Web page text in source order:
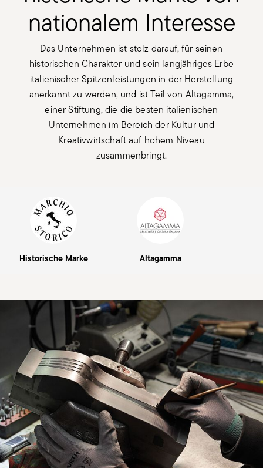
nationalem Interesse
Das Unternehmen ist stolz darauf, für seinen
historischen Charakter und sein langjähriges Erbe
italienischer Spitzenleistungen in der Herstellung
anerkannt zu werden, und ist Teil von Altagamma,
einer Stiftung, die die besten italienischen
Unternehmen im Bereich der Kultur und
Kreativwirtschaft auf hohem Niveau
zusammenbringt.
Historische Marke Altagamma